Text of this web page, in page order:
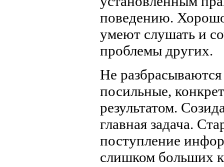
поведению.
умеют слушать и
проблемы других.
Не
посильные,
результатом.
главная задача.
поступление
слишком больших